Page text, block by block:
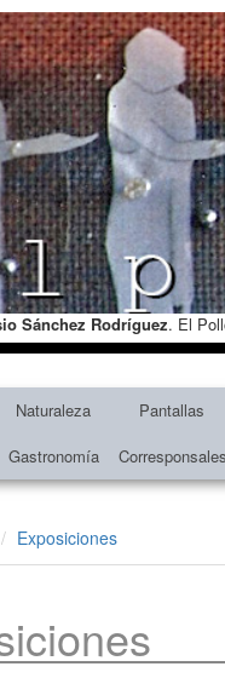
Sánchez Rodríguez. El
Naturaleza Pantallas
Gastronomía Corresponsales
Exposiciones